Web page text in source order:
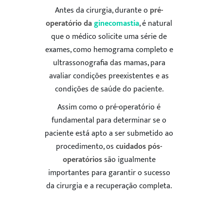
Antes da cirurgia, durante o pré-
operatório daginecomastia, é natural
que o médico solicite uma série de
exames, como hemograma completo e
ultrassonografia das mamas, para
avaliar condições preexistentes e as
condições de saúde do paciente.
Assim como o pré-operatório é
fundamental para determinar se o
paciente está apto a ser submetido ao
procedimento, oscuidados pós-
operatóriossão igualmente
importantes para garantir o sucesso
da cirurgia e a recuperação completa.